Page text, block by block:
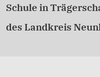
Schule in
des Landkreis